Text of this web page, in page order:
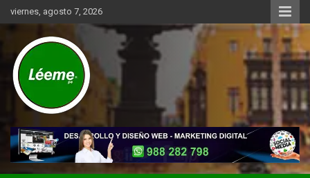
Skip
to
viernes, agosto 7, 2026
Léeme.pe
Noticias de actualidad del mundo distrital, vecinal, municipal y de
negocios a nivel de Lima Metropolitana, sin descuidar las noticias
de alcance nacional.